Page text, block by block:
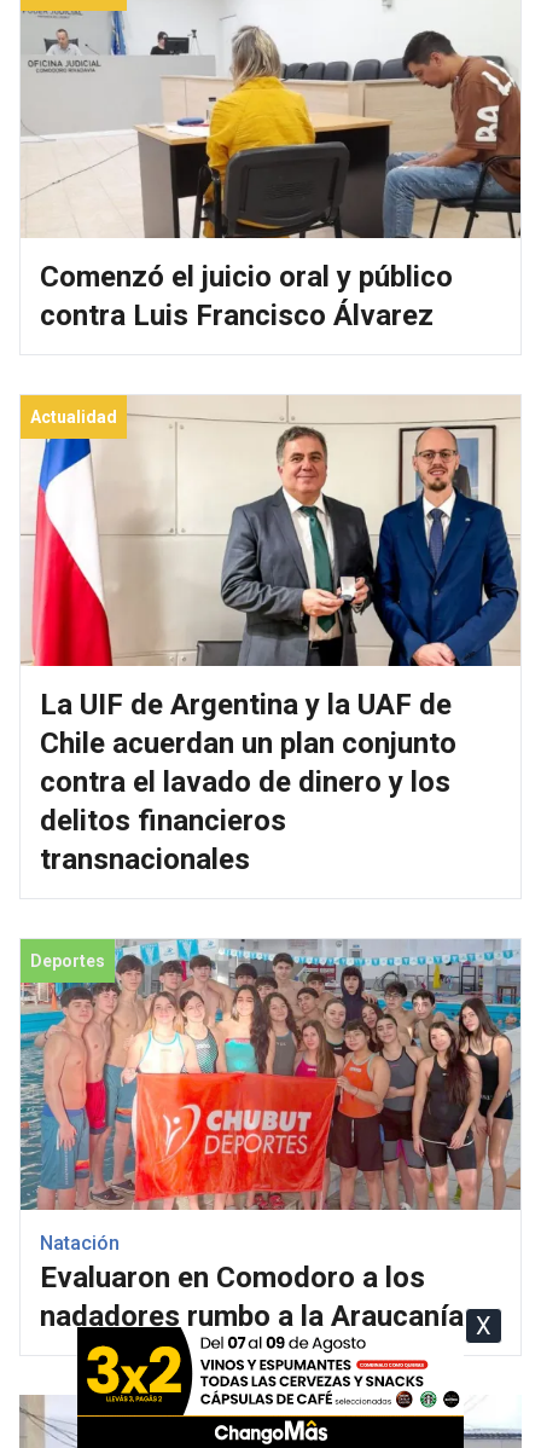
Comenzó el juicio oral y público
contra Luis Francisco Álvarez
Actualidad
La UIF de Argentina y la UAF de
Chile acuerdan un plan conjunto
contra el lavado de dinero y los
delitos financieros
transnacionales
Deportes
Natación
Evaluaron en Comodoro a los
nadadores rumbo a la Araucanía X